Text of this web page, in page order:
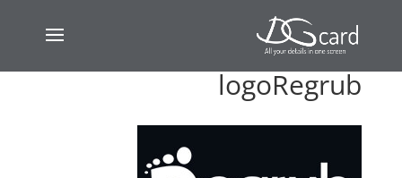
logoRegrub